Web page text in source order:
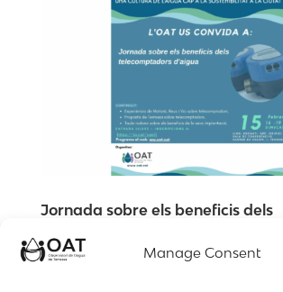
Manage Consent
Jornada sobre els beneficis dels
gen. 23, 2023